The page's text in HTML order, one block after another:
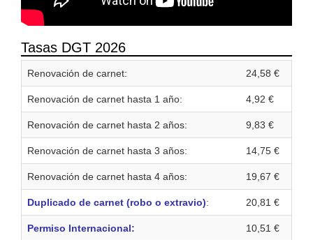
Tasas DGT 2026
Renovación de carnet: 24,58 €
Renovación de carnet hasta 1 año: 4,92 €
Renovación de carnet hasta 2 años: 9,83 €
Renovación de carnet hasta 3 años: 14,75 €
Renovación de carnet hasta 4 años: 19,67 €
Duplicado de carnet (robo o extravio): 20,81 €
Permiso Internacional: 10,51 €